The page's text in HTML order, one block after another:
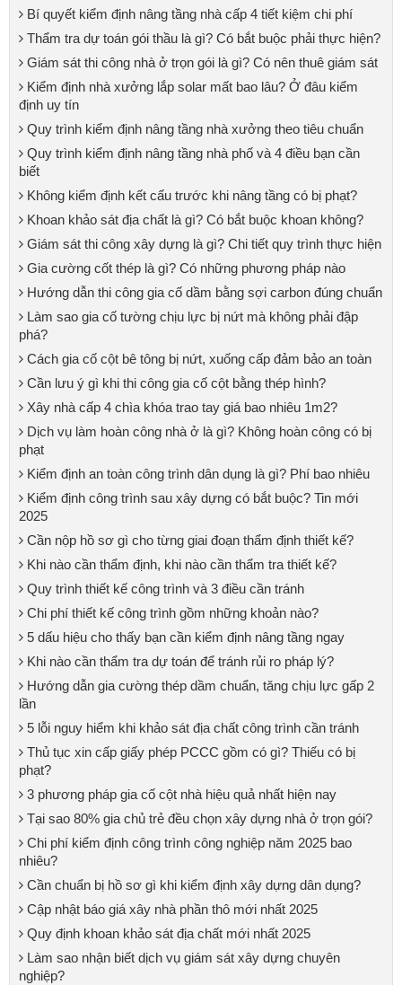
Bí quyết kiểm định nâng tầng nhà cấp 4 tiết kiệm chi phí
Thẩm tra dự toán gói thầu là gì? Có bắt buộc phải thực hiện?
Giám sát thi công nhà ở trọn gói là gì? Có nên thuê giám sát
Kiểm định nhà xưởng lắp solar mất bao lâu? Ở đâu kiểm
định uy tín
Quy trình kiểm định nâng tầng nhà xưởng theo tiêu chuẩn
Quy trình kiểm định nâng tầng nhà phố và 4 điều bạn cần
biết
Không kiểm định kết cấu trước khi nâng tầng có bị phạt?
Khoan khảo sát địa chất là gì? Có bắt buộc khoan không?
Giám sát thi công xây dựng là gì? Chi tiết quy trình thực hiện
Gia cường cốt thép là gì? Có những phương pháp nào
Hướng dẫn thi công gia cố dầm bằng sợi carbon đúng chuẩn
Làm sao gia cố tường chịu lực bị nứt mà không phải đập
phá?
Cách gia cố cột bê tông bị nứt, xuống cấp đảm bảo an toàn
Cần lưu ý gì khi thi công gia cố cột bằng thép hình?
Xây nhà cấp 4 chìa khóa trao tay giá bao nhiêu 1m2?
Dịch vụ làm hoàn công nhà ở là gì? Không hoàn công có bị
phạt
Kiểm định an toàn công trình dân dụng là gì? Phí bao nhiêu
Kiểm định công trình sau xây dựng có bắt buộc? Tin mới
2025
Cần nộp hồ sơ gì cho từng giai đoạn thẩm định thiết kế?
Khi nào cần thẩm định, khi nào cần thẩm tra thiết kế?
Quy trình thiết kế công trình và 3 điều cần tránh
Chi phí thiết kế công trình gồm những khoản nào?
5 dấu hiệu cho thấy bạn cần kiểm định nâng tầng ngay
Khi nào cần thẩm tra dự toán để tránh rủi ro pháp lý?
Hướng dẫn gia cường thép dầm chuẩn, tăng chịu lực gấp 2
lần
5 lỗi nguy hiểm khi khảo sát địa chất công trình cần tránh
Thủ tục xin cấp giấy phép PCCC gồm có gì? Thiếu có bị
phạt?
3 phương pháp gia cố cột nhà hiệu quả nhất hiện nay
Tại sao 80% gia chủ trẻ đều chọn xây dựng nhà ở trọn gói?
Chi phí kiểm định công trình công nghiệp năm 2025 bao
nhiêu?
Cần chuẩn bị hồ sơ gì khi kiểm định xây dựng dân dụng?
Cập nhật báo giá xây nhà phần thô mới nhất 2025
Quy định khoan khảo sát địa chất mới nhất 2025
Làm sao nhận biết dịch vụ giám sát xây dựng chuyên
nghiệp?